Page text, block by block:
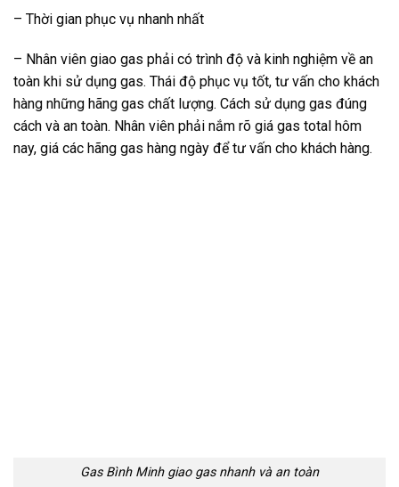
– Thời gian phục vụ nhanh nhất
– Nhân viên giao gas phải có trình độ và kinh nghiệm về an
toàn khi sử dụng gas. Thái độ phục vụ tốt, tư vấn cho khách
hàng những hãng gas chất lượng. Cách sử dụng gas đúng
cách và an toàn. Nhân viên phải nắm rõ giá gas total hôm
nay, giá các hãng gas hàng ngày để tư vấn cho khách hàng.
Gas Bình Minh giao gas nhanh và an toàn